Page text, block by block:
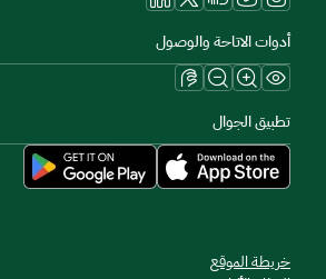
أدوات الاتاحة والوصول
تطبيق الجوال
خريطة الموقع